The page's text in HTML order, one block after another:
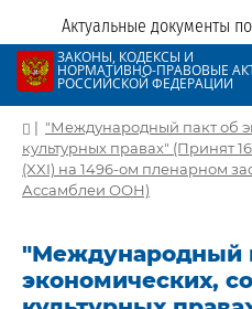
Актуальные документы
ЗАКОНЫ, КОДЕКСЫ И
НОРМАТИВНО-ПРАВОВЫЕ
РОССИЙСКОЙ ФЕДЕРАЦИИ
| "Международный пакт об
культурных правах" (Принят
(XXI) на 1496-ом пленарном
Ассамблеи ООН)
"Международный
экономических,